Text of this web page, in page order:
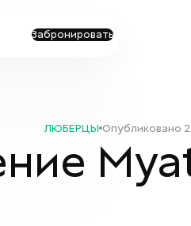
Забронировать
ЛЮБЕРЦЫ Опубликовано